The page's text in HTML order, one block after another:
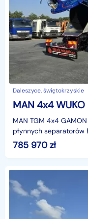
Daleszyce, świętokrzyskie
MAN TGM 4x4 GAMON PW8 do
płynnych separatorów
104750 kmMODEL TGM
4x4VIDEOhttps://
785 970zł